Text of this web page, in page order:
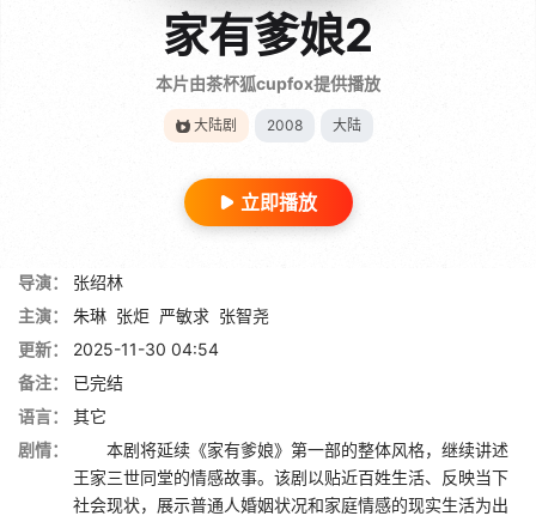
家有爹娘2
本片由茶杯狐cupfox提供播放
大陆剧 2008 大陆
立即播放
导演：
张绍林
主演：
朱琳 张炬 严敏求 张智尧
更新：
2025-11-30 04:54
备注：
已完结
语言：
其它
剧情：
本剧将延续《家有爹娘》第一部的整体风格，继续讲述
王家三世同堂的情感故事。该剧以贴近百姓生活、反映当下
社会现状，展示普通人婚姻状况和家庭情感的现实生活为出